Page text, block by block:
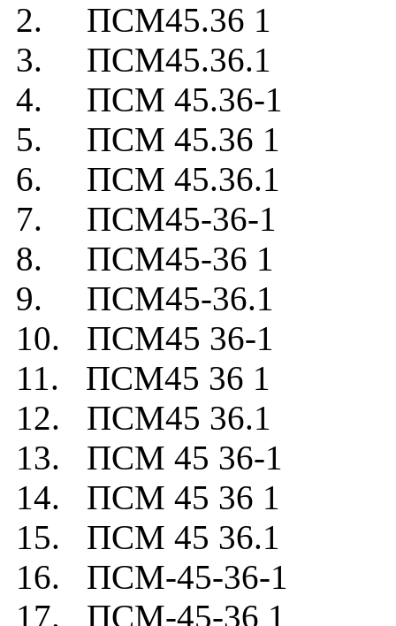
2. ПСМ45.36 1
3. ПСМ45.36.1
4. ПСМ 45.36-1
5. ПСМ 45.36 1
6. ПСМ 45.36.1
7. ПСМ45-36-1
8. ПСМ45-36 1
9. ПСМ45-36.1
10. ПСМ45 36-1
11. ПСМ45 36 1
12. ПСМ45 36.1
13. ПСМ 45 36-1
14. ПСМ 45 36 1
15. ПСМ 45 36.1
16. ПСМ-45-36-1
17. ПСМ-45-36 1